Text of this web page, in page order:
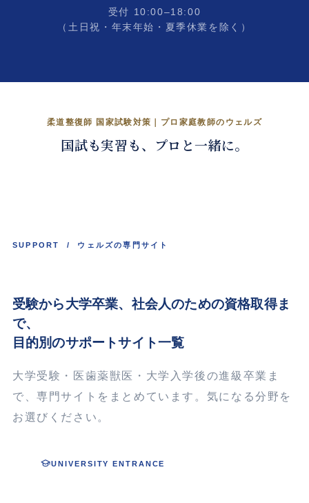
受付 10:00–18:00
（土日祝・年末年始・夏季休業を除く）
柔道整復師 国家試験対策｜プロ家庭教師のウェルズ
国試も実習も、プロと一緒に。
柔整国試、合格まで伴走。
くわしく見る →
SUPPORT / ウェルズの専門サイト
受験から大学卒業、 社会人のための資格取得ま
で、
目的別のサポートサイト一覧
大学受験・医歯薬獣医・大学入学後の進級卒業ま
で、専門サイトをまとめています。気になる分野を
お選びください。
UNIVERSITY ENTRANCE